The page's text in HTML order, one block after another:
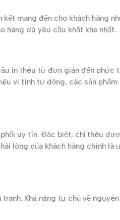
mang đến cho khách hàng
hàng dù yêu cầu khắt khe nhất.
in thêu từ đơn giản đến phức
vi tính tự động, các sản
uy tín. Đặc biệt, chỉ thêu
lòng của khách hàng chính là
Khả năng tự chủ về